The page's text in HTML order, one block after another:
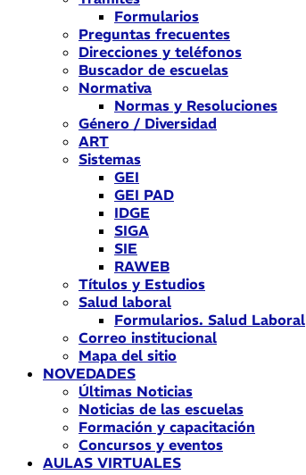
Formularios
Preguntas frecuentes
Direcciones y teléfonos
Buscador de escuelas
Normativa
Normas y Resoluciones
Género / Diversidad
ART
Sistemas
GEI
GEI PAD
IDGE
SIGA
SIE
RAWEB
Títulos y Estudios
Salud laboral
Formularios. Salud Laboral
Correo institucional
Mapa del sitio
NOVEDADES
Últimas Noticias
Noticias de las escuelas
Formación y capacitación
Concursos y eventos
AULAS VIRTUALES